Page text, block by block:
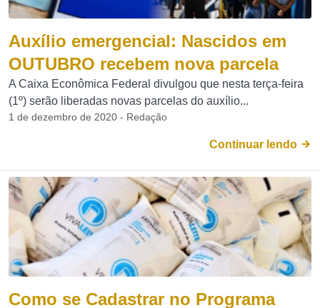
Auxílio emergencial: Nascidos em
OUTUBRO recebem nova parcela
A Caixa Econômica Federal divulgou que nesta terça-feira
(1º) serão liberadas novas parcelas do auxílio...
1 de dezembro de 2020 - Redação
Continuar lendo
Como se Cadastrar no Programa